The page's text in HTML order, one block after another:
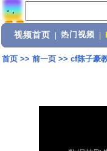
视频首页 热门视频
首页>> 前一页>> cf陈子豪